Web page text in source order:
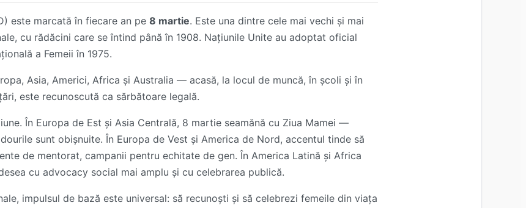
este marcată în fiecare an pe 8 martie. Este una dintre cele mai vechi și mai
cu rădăcini care se întind până în 1908. Națiunile Unite au adoptat oficial
a Femeii în 1975.
Asia, Americi, Africa și Australia — acasă, la locul de muncă, în școli și în
este recunoscută ca sărbătoare legală.
În Europa de Est și Asia Centrală, 8 martie seamănă cu Ziua Mamei —
sunt obișnuite. În Europa de Vest și America de Nord, accentul tinde să
de mentorat, campanii pentru echitate de gen. În America Latină și Africa
cu advocacy social mai amplu și cu celebrarea publică.
impulsul de bază este universal: să recunoști și să celebrezi femeile din viața